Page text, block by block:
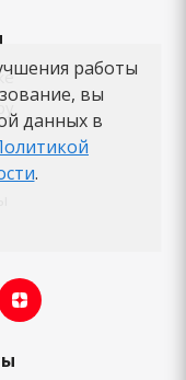
работы
вы
данных в
.